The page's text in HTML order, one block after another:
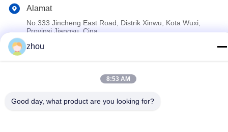
Alamat
No.333 Jincheng East Road, Distrik Xinwu, Kota Wuxi,
Provinsi Jiangsu, Cina
Kebijakan Privasi|Sitemap
Cina Kualitas Baik DPF katalis Pemasok. Hak cipta © 2021-2026
cipta.
zhou
8:53 AM
Good day, what product are you looking for?